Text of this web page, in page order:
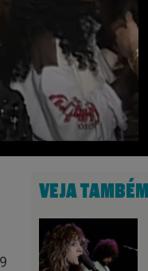
VEJA TAMBÉM